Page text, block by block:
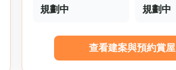
規劃中 規劃中
查看建案與預約賞屋